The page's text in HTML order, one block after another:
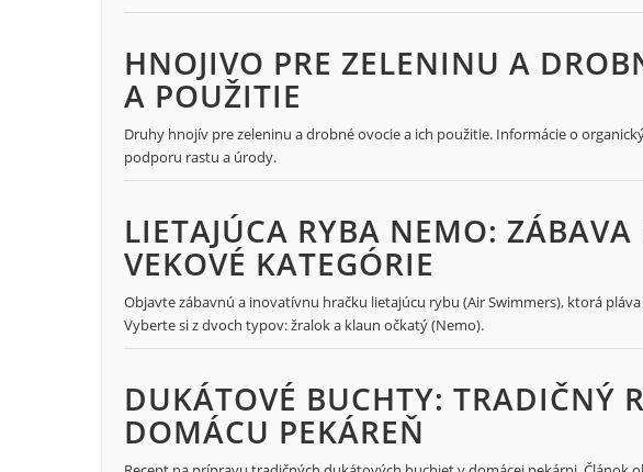
HNOJIVO PRE ZELENINU A
A POUŽITIE
Druhy hnojív pre zeleninu a drobné ovocie a ich použitie. Informácie o
podporu rastu a úrody.
LIETAJÚCA RYBA NEMO: ZÁBAVA
VEKOVÉ KATEGÓRIE
Objavte zábavnú a inovatívnu hračku lietajúcu rybu (Air Swimmers), ktorá
Vyberte si z dvoch typov: žralok a klaun očkatý (Nemo).
DUKÁTOVÉ BUCHTY: TRADIČNÝ
DOMÁCU PEKÁREŇ